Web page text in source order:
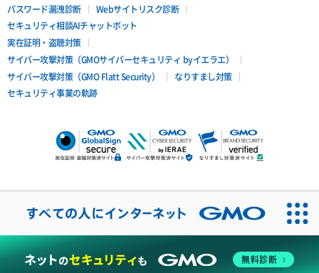
パスワード漏洩診断
Webサイトリスク診断
セキュリティ相談AIチャットボット
実在証明・盗聴対策
サイバー攻撃対策（GMOサイバーセキュリティ byイエラエ）
サイバー攻撃対策（GMO Flatt Security）
なりすまし対策
セキュリティ事業の軌跡
無料診断